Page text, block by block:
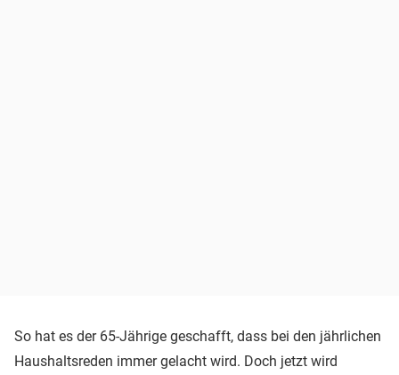
So hat es der 65-Jährige geschafft, dass bei den jährlichen
Haushaltsreden immer gelacht wird. Doch jetzt wird